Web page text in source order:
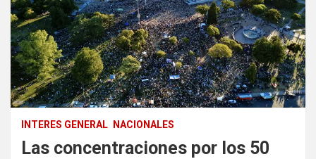
INTERES GENERAL NACIONALES
Las concentraciones por los 50